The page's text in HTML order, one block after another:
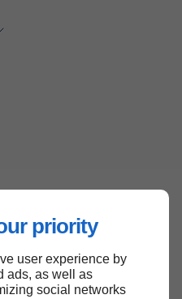
priority
user experience by
ads, as well as
social networks
page